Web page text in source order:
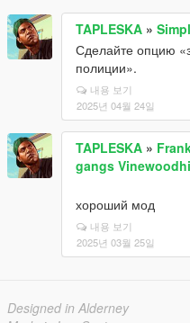
TAPLESKA »
Сделайте опцию
полиции».
내용 보기
2025년 04월 24일
TAPLESKA »
gangs
хороший мод
내용 보기
2025년 03월 25일
Designed in Alderney